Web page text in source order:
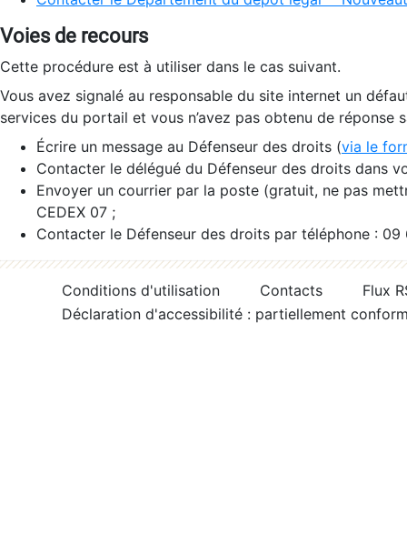
Voies de recours
Cette procédure est à utiliser dans le cas suivant.
Vous avez signalé au responsable du site internet un
services du portail et vous n’avez pas obtenu de réponse
Écrire un message au Défenseur des droits (via le
Contacter le délégué du Défenseur des droits dans
Envoyer un courrier par la poste (gratuit, ne pas
CEDEX 07 ;
Contacter le Défenseur des droits par téléphone :
Conditions d'utilisation Contacts
Flux
Déclaration d'accessibilité : partiellement